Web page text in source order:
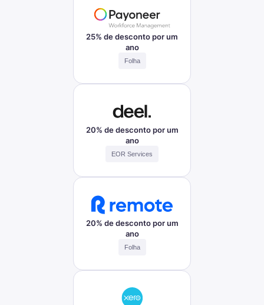
25% de desconto por um
ano
Folha
20% de desconto por um
ano
EOR Services
20% de desconto por um
ano
Folha